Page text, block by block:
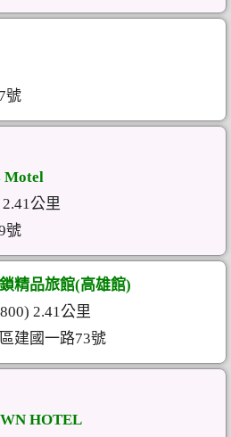
號
Motel
公里
號
精品旅館(高雄館)
2.41公里
建國一路73號
HOTEL